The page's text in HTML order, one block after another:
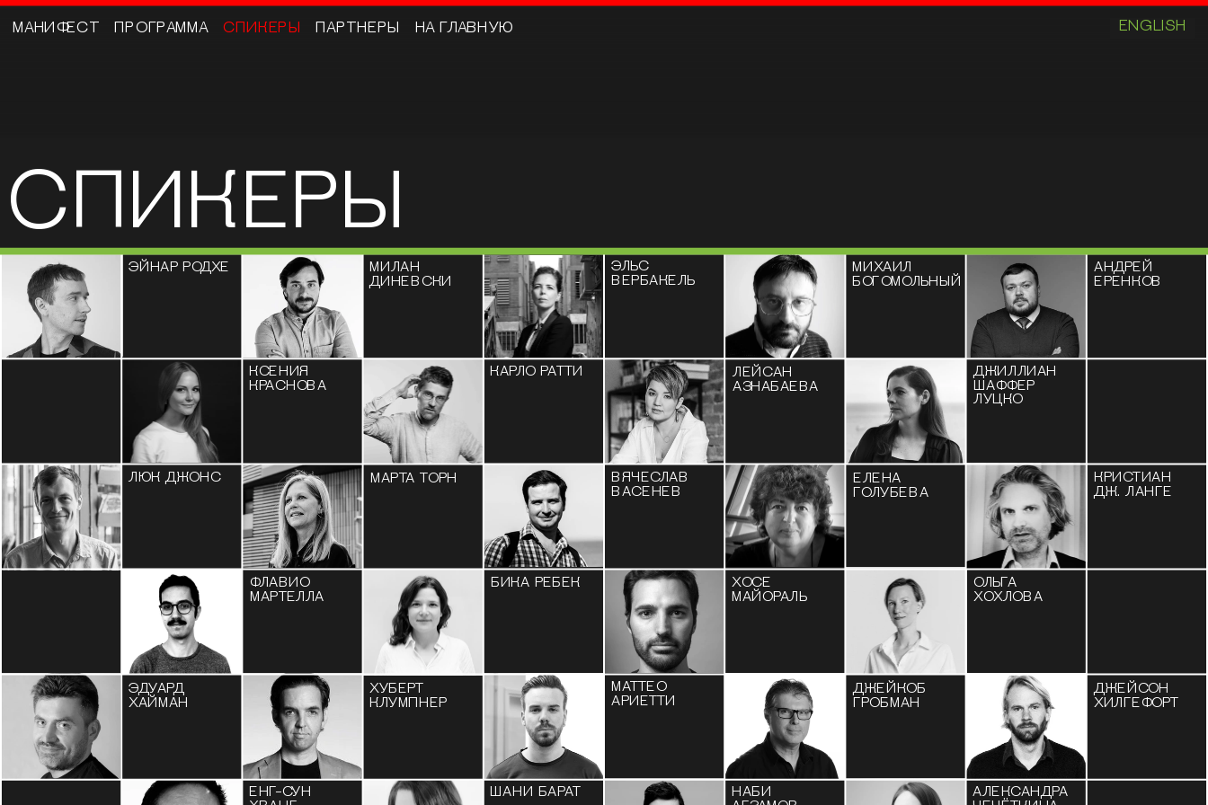
МАНИФЕСТ ПРОГРАММА СПИКЕРЫ ПАРТНЕРЫ НА ГЛАВНУЮ ENGLISH
СПИКЕРЫ
ЭЛЬС
ВЕРБАКЕЛЬ
ЭЙНАР РОДХЕ
АНДРЕЙ
ЕРЕНКОВ
МИХАИЛ
БОГОМОЛЬНЫЙ
МИЛАН
ДИНЕВСКИ
ДЖИЛЛИАН
ШАФФЕР
ЛУЦКО
КАРЛО РАТТИ
КСЕНИЯ
КРАСНОВА
ЛЕЙСАН
АЗНАБАЕВА
ЛЮК ДЖОНС
КРИСТИАН
ДЖ. ЛАНГЕ
ВЯЧЕСЛАВ
ВАСЕНЕВ
ЕЛЕНА
ГОЛУБЕВА
МАРТА ТОРН
ОЛЬГА
ХОХЛОВА
ФЛАВИО
МАРТЕЛЛА
ХОСЕ
МАЙОРАЛЬ
БИКА РЕБЕК
МАТТЕО
АРИЕТТИ
ДЖЕЙКОБ
ГРОБМАН
ДЖЕЙСОН
ХИЛГЕФОРТ
ЭДУАРД
ХАЙМАН
ХУБЕРТ
КЛУМПНЕР
АЛЕКСАНДРА
НАБИ
ЕНГ-СУН
ШАНИ БАРАТ